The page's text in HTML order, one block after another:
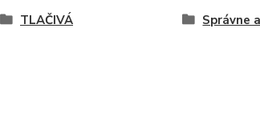
TLAČIVÁ Správne